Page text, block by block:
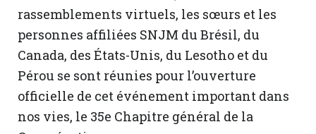
rassemblements virtuels, les sœurs et les
personnes affiliées SNJM du Brésil, du
Canada, des États-Unis, du Lesotho et du
Pérou se sont réunies pour l’ouverture
officielle de cet événement important dans
nos vies, le 35e Chapitre général de la